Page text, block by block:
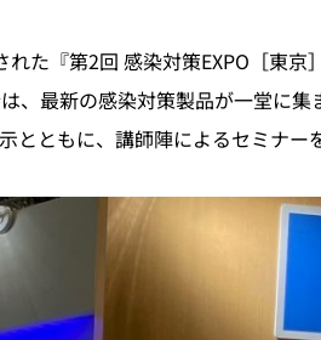
た『第2回 感染対策EXPO［東
、最新の感染対策製品が一堂に
とともに、講師陣によるセミナ